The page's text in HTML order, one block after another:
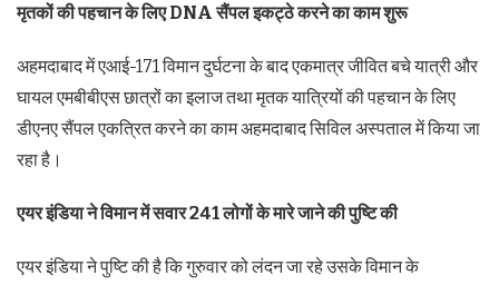
मृतकों की पहचान के लिए DNA सैंपल इकट्ठे करने का काम शुरू
अहमदाबाद में एआई-171 विमान दुर्घटना के बाद एकमात्र जीवित बचे यात्री और
घायल एमबीबीएस छात्रों का इलाज तथा मृतक यात्रियों की पहचान के लिए
डीएनए सैंपल एकत्रित करने का काम अहमदाबाद सिविल अस्पताल में किया जा
रहा है।
एयर इंडिया ने विमान में सवार 241 लोगों के मारे जाने की पुष्टि की
एयर इंडिया ने पुष्टि की है कि गुरुवार को लंदन जा रहे उसके विमान के